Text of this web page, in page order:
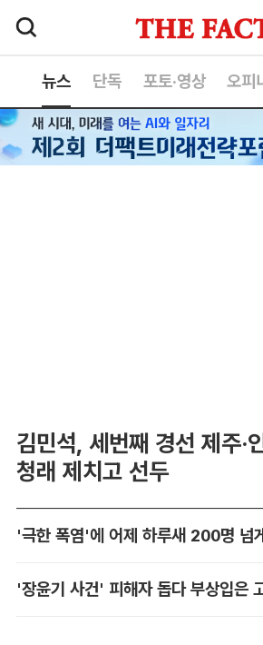
뉴스 단독 포토·영상 오피
김민석, 세번째 경선 제주·
청래 제치고 선두
'장윤기 사건' 피해자 돕다 부상입은